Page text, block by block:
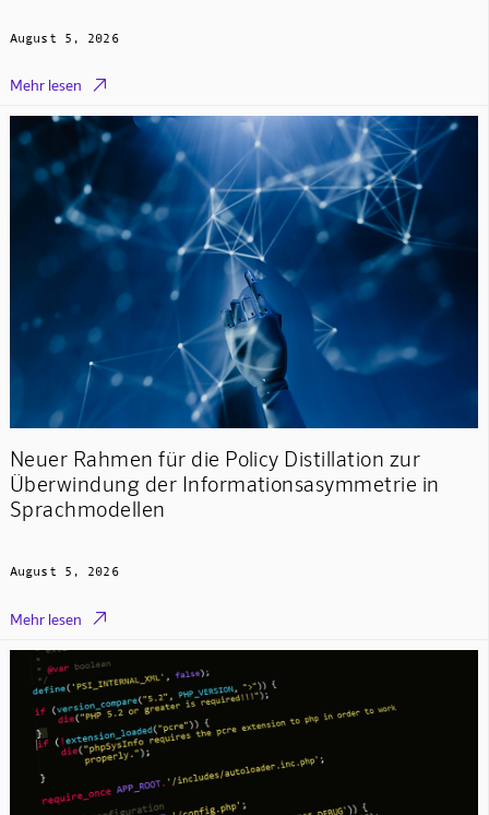
August 5, 2026
Mehr lesen 
Neuer Rahmen für die Policy Distillation zur
Überwindung der Informationsasymmetrie in
Sprachmodellen
August 5, 2026
Mehr lesen 